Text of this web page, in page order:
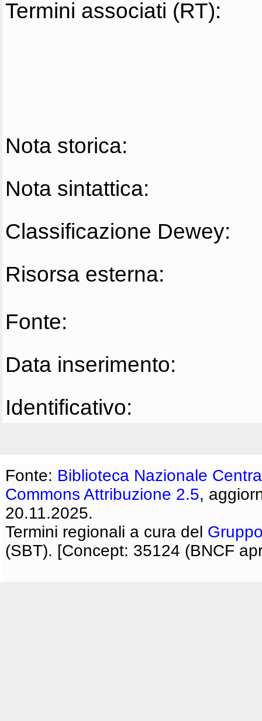
Termini associati (RT):
Nota storica:
Nota sintattica:
Classificazione Dewey:
Risorsa esterna:
Fonte:
Data inserimento:
Identificativo:
Fonte: Biblioteca Nazionale
Commons Attribuzione 2.5,
20.11.2025.
Termini regionali a cura del
(SBT). [Concept: 35124 (BNCF